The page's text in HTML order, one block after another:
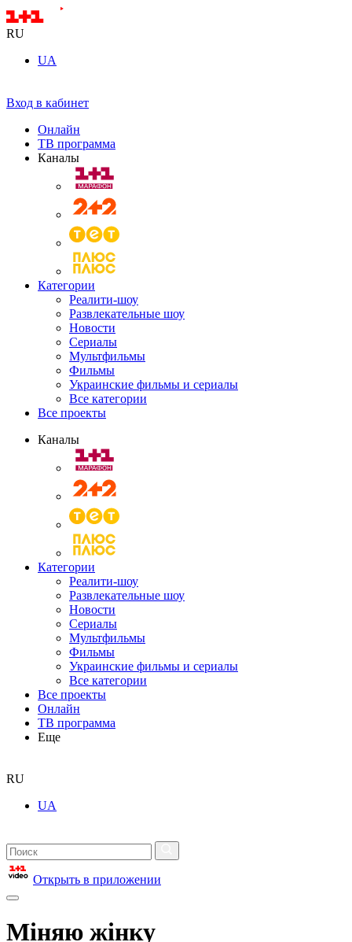
RU
UA
Вход в кабинет
Онлайн
ТВ программа
Каналы
Категории
Реалити-шоу
Развлекательные шоу
Новости
Сериалы
Мультфильмы
Фильмы
Украинские фильмы и сериалы
Все категории
Все проекты
Каналы
Категории
Реалити-шоу
Развлекательные шоу
Новости
Сериалы
Мультфильмы
Фильмы
Украинские фильмы и сериалы
Все категории
Все проекты
Онлайн
ТВ программа
Еще
RU
UA
Открыть в приложении
Міняю жінку